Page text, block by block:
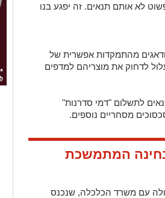
לא אותם תנאים. זה יפגע בנו
מהתמקדות אפשרית של
לדחוק את מוצריהם למדפים
לתשלום "דמי סדרנות"
מסחריים נוספים.
המתמשכת
עם משרד הכלכלה, שנכנס